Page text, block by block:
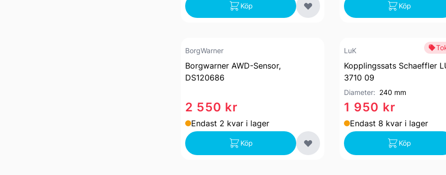
Köp Köp
BorgWarner
Borgwarner AWD-Sensor,
DS120686
2 550 kr
Endast 2 kvar i lager
Köp
LuK
Kopplingssats Schaeffler
3710 09
Diameter: 240 mm
1 950 kr
Endast 8 kvar i lager
Köp